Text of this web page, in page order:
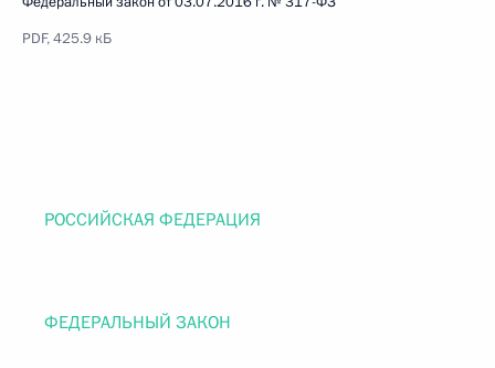
PDF, 425.9 кБ
РОССИЙСКАЯ ФЕДЕРАЦИЯ
ФЕДЕРАЛЬНЫЙ ЗАКОН